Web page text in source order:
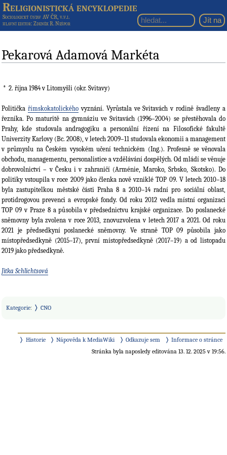
Religionistická encyklopedie
Sociologický ústav AV ČR, v.v.i.
hlavní editor: Zdeněk R. Nešpor
Pekarová Adamová Markéta
2. října 1984v Litomyšli (okr. Svitavy)
Politička římskokatolickéhovyznání. Vyrůstala ve Svitavách v rodině švadleny a
řezníka. Po maturitě na gymnáziu ve Svitavách (1996–2004) se přestěhovala do
Prahy, kde studovala andragogiku a personální řízení na Filosofické fakultě
Univerzity Karlovy (Bc. 2008), v letech 2009–11 studovala ekonomii a management
v průmyslu na Českém vysokém učení technickém (Ing.). Profesně se věnovala
obchodu, managementu, personalistice a vzdělávání dospělých. Od mládí se věnuje
dobrovolnictví – v Česku i v zahraničí (Arménie, Maroko, Srbsko, Skotsko). Do
politiky vstoupila v roce 2009 jako členka nově vzniklé TOP 09. V letech 2010–18
byla zastupitelkou městské části Praha 8 a 2010–14 radní pro sociální oblast,
protidrogovou prevenci a evropské fondy. Od roku 2012 vedla místní organizaci
TOP 09 v Praze 8 a působila v předsednictvu krajské organizace. Do poslanecké
sněmovny byla zvolena v roce 2013, znovuzvolena v letech 2017 a 2021. Od roku
2021 je předsedkyní poslanecké sněmovny. Ve straně TOP 09 působila jako
místopředsedkyně (2015–17), první místopředsedkyně (2017–19) a od listopadu
2019 jako předsedkyně.
Jitka Schlichtsová
Kategorie: CNO
Historie Nápověda k MediaWiki Odkazuje sem
Informace o stránce
Stránka byla naposledy editována 13. 12. 2025 v 19:56.